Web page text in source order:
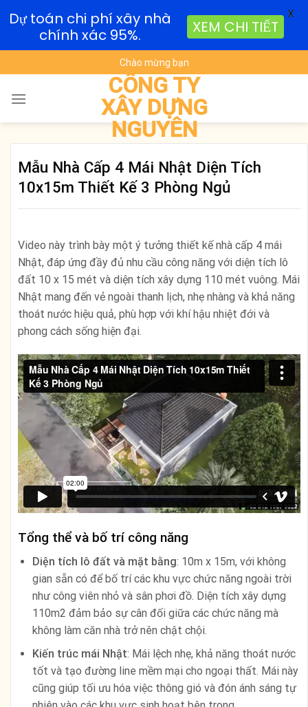
to
content
Chào mừng bạn
CÔNG TY
XÂY DỰNG
NGUYÊN
Mẫu Nhà Cấp 4 Mái Nhật Diện Tích
10x15m Thiết Kế 3 Phòng Ngủ
Video này trình bày một ý tưởng thiết kế nhà cấp 4 mái
Nhật, đáp ứng đầy đủ nhu cầu công năng với diện tích lô
đất 10 x 15 mét và diện tích xây dựng 110 mét vuông. Mái
Nhật mang đến vẻ ngoài thanh lịch, nhẹ nhàng và khả năng
thoát nước hiệu quả, phù hợp với khí hậu nhiệt đới và
phong cách sống hiện đại.
Tổng thể và bố trí công năng
Diện tích lô đất và mặt bằng: 10m x 15m, với không
gian sẵn có để bố trí các khu vực chức năng ngoài trời
như công viên nhỏ và sân phơi đồ. Diện tích xây dựng
110m2 đảm bảo sự cân đối giữa các chức năng mà
không làm căn nhà trở nên chật chội.
Kiến trúc mái Nhật: Mái lệch nhẹ, khả năng thoát nước
tốt và tạo đường line mềm mại cho ngoại thất. Mái này
cũng giúp tối ưu hóa việc thông gió và đón ánh sáng tự
Dự toán chi phí xây nhà
chính xác 95%.
XEM CHI TIẾT
X